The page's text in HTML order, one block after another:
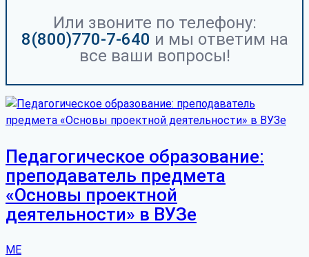
Или звоните по телефону:
8(800)770-7-640 и мы ответим на
все ваши вопросы!
Педагогическое образование:
преподаватель предмета
«Основы проектной
деятельности» в ВУЗе
МЕ